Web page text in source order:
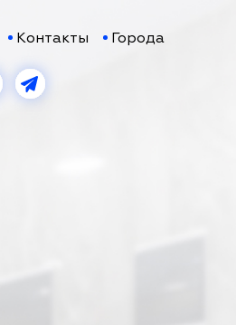
Контакты Города